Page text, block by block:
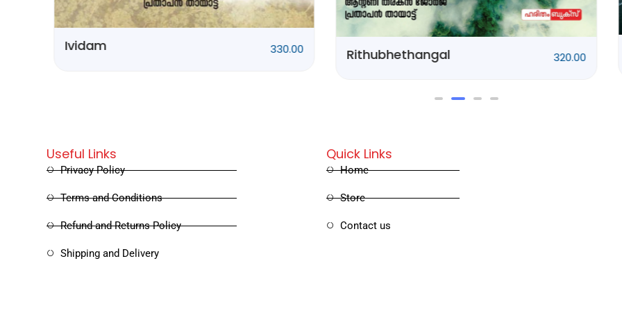
Rithubhethangal 320.00 Ponnani Kissa 250.00
Quick Links
Home
Store
Useful Links
Privacy Policy
Terms and Conditions
Refund and Returns Policy